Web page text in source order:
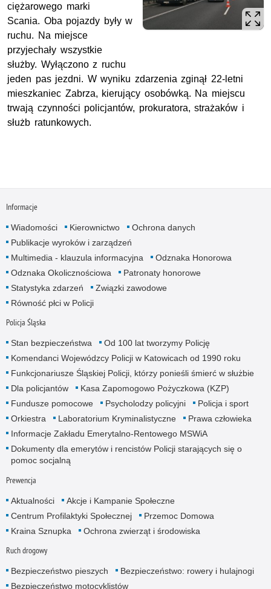
ciężarowego marki
Scania. Oba pojazdy były w
ruchu. Na miejsce
przyjechały wszystkie
służby. Wyłączono z ruchu
jeden pas jezdni. W wyniku zdarzenia zginął 22-letni
mieszkaniec Zabrza, kierujący osobówką. Na miejscu
trwają czynności policjantów, prokuratora, strażaków i
służb ratunkowych.
Informacje
Wiadomości Kierownictwo
Ochrona danych
Publikacje wyroków i zarządzeń
Multimedia - klauzula informacyjna
Odznaka Honorowa
Odznaka Okolicznościowa
Patronaty honorowe
Statystyka zdarzeń
Związki zawodowe
Równość płci w Policji
Policja Śląska
Stan bezpieczeństwa
Od 100 lat tworzymy Policję
Komendanci Wojewódzcy Policji w Katowicach od 1990 roku
Funkcjonariusze Śląskiej Policji, którzy ponieśli śmierć w służbie
Dla policjantów
Kasa Zapomogowo Pożyczkowa (KZP)
Fundusze pomocowe
Psycholodzy policyjni
Policja i sport
Orkiestra
Laboratorium Kryminalistyczne
Prawa człowieka
Informacje Zakładu Emerytalno-Rentowego MSWiA
Dokumenty dla emerytów i rencistów Policji starających się o
pomoc socjalną
Prewencja
Aktualności
Akcje i Kampanie Społeczne
Centrum Profilaktyki Społecznej
Przemoc Domowa
Kraina Sznupka
Ochrona zwierząt i środowiska
Ruch drogowy
Bezpieczeństwo pieszych
Bezpieczeństwo: rowery i hulajnogi
Bezpieczeństwo motocyklistów